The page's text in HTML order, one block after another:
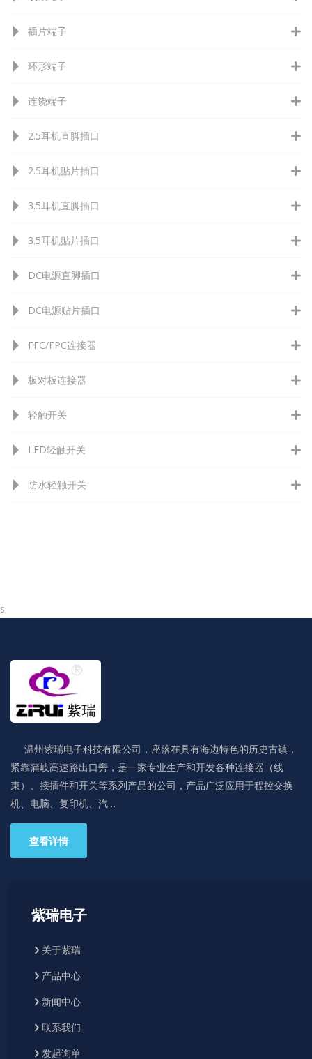
插片端子
环形端子
连饶端子
2.5耳机直脚插口
2.5耳机贴片插口
3.5耳机直脚插口
3.5耳机贴片插口
DC电源直脚插口
DC电源贴片插口
FFC/FPC连接器
板对板连接器
轻触开关
LED轻触开关
防水轻触开关
s
温州紫瑞电子科技有限公司，座落在具有海边特色的历史古镇，
紧靠蒲岐高速路出口旁，是一家专业生产和开发各种连接器（线
束）、接插件和开关等系列产品的公司，产品广泛应用于程控交换
机、电脑、复印机、汽…
查看详情
紫瑞电子
关于紫瑞
产品中心
新闻中心
联系我们
发起询单